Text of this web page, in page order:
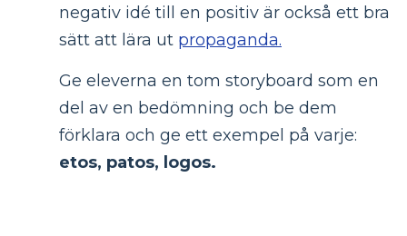
negativ idé till en positiv är också ett bra
sätt att lära ut propaganda.
Ge eleverna en tom storyboard som en
del av en bedömning och be dem
förklara och ge ett exempel på varje:
etos, patos, logos.